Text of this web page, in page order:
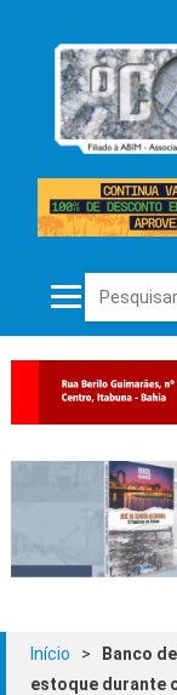
Pesquisar
Início >
Banco
estoque durante